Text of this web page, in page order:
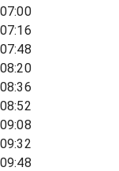
07:00
07:16
07:48
08:20
08:36
08:52
09:08
09:32
09:48